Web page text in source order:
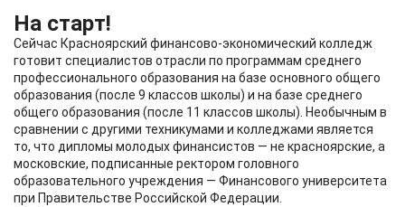
На старт!
Сейчас Красноярский финансово-экономический колледж
готовит специалистов отрасли по программам среднего
профессионального образования на базе основного общего
образования (после 9 классов школы) и на базе среднего
общего образования (после 11 классов школы). Необычным в
сравнении с другими техникумами и колледжами является
то, что дипломы молодых финансистов — не красноярские, а
московские, подписанные ректором головного
образовательного учреждения — Финансового университета
при Правительстве Российской Федерации.